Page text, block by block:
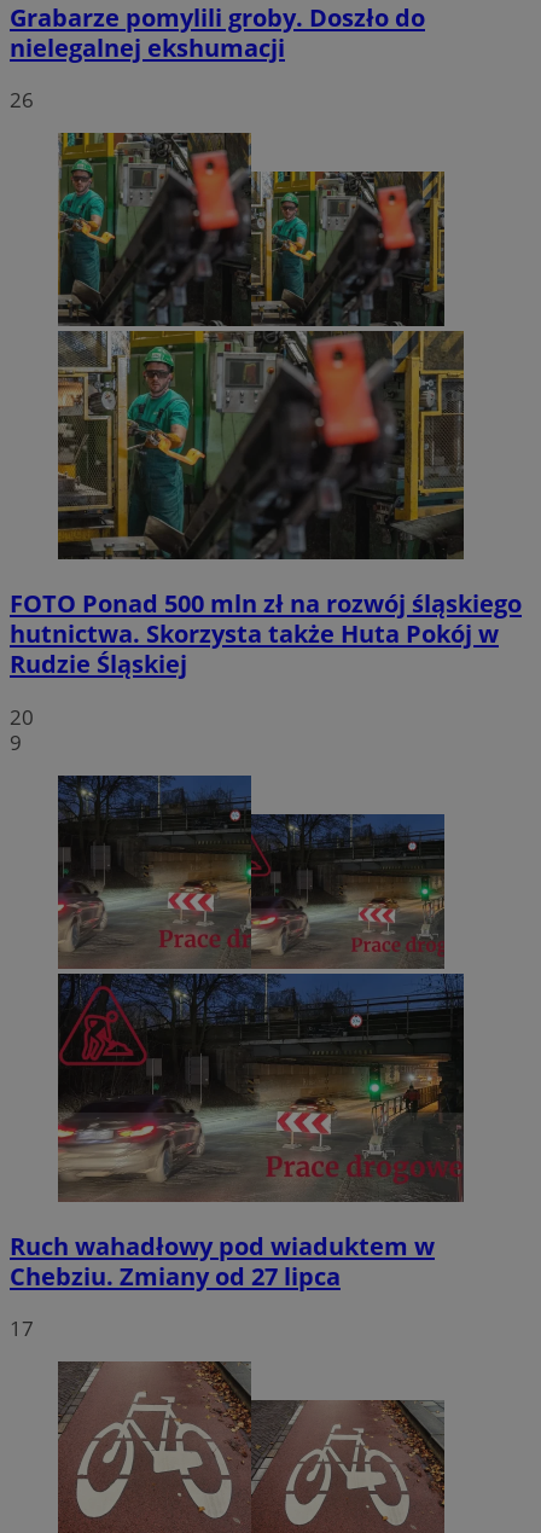
Grabarze pomylili groby. Doszło do
nielegalnej ekshumacji
26
FOTO Ponad 500 mln zł na rozwój śląskiego
hutnictwa. Skorzysta także Huta Pokój w
Rudzie Śląskiej
20
9
Ruch wahadłowy pod wiaduktem w
Chebziu. Zmiany od 27 lipca
17